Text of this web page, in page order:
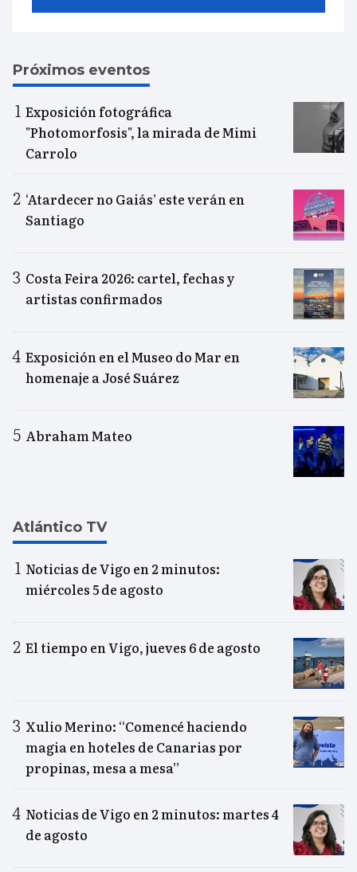
Próximos eventos
Exposición fotográfica
"Photomorfosis", la mirada de Mimi
Carrolo
‘Atardecer no Gaiás’ este verán en
Santiago
Costa Feira 2026: cartel, fechas y
artistas confirmados
Exposición en el Museo do Mar en
homenaje a José Suárez
Abraham Mateo
Atlántico TV
Noticias de Vigo en 2 minutos:
miércoles 5 de agosto
El tiempo en Vigo, jueves 6 de agosto
Xulio Merino: “Comencé haciendo
magia en hoteles de Canarias por
propinas, mesa a mesa”
Noticias de Vigo en 2 minutos: martes 4
de agosto